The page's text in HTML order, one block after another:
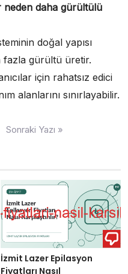
neden daha gürültülü
doğal yapısı
fazla gürültü üretir.
için rahatsız edici
alanlarını sınırlayabilir.
Sonraki Yazı »
İzmit Lazer Epilasyon
Fiyatları Nasıl